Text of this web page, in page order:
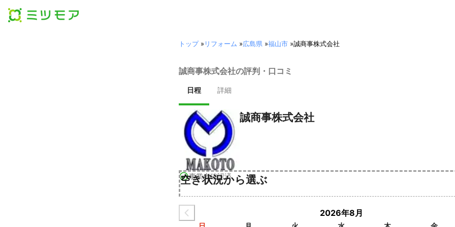
トップ» リフォーム »広島県 »福山市 »誠商事株式会社
誠商事株式会社の評判・口コミ
日程 詳細
事業者確認済
誠商事株式会社
空き状況から選ぶ
2026年8月